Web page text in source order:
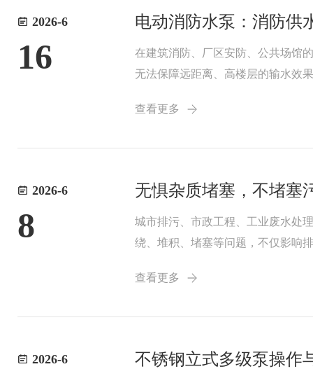
2026-6
16
电动消防水泵：消防供
在建筑消防、厂区安防、公共场馆
无法保障远距离、高楼层的输水效
阀门与监测组件组成...
查看更多
2026-6
8
无惧杂质堵塞，不堵塞
城市排污、市政工程、工业废水处
绕、堆积、堵塞等问题，不仅影响
无堵塞叶轮设计，加...
查看更多
2026-6 不锈钢立式多级泵操作